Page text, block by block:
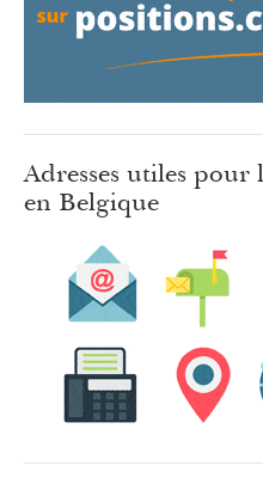
Adresses utiles pour
en Belgique